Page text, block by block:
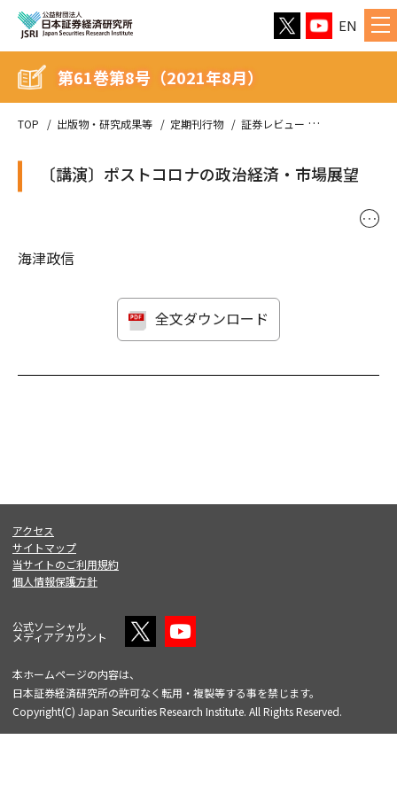
EN
TOP 出版物・研究成果等 定期刊行物 証券レビュー
第61巻第8号（2021年8月）
〔講演〕ポストコロナの政治経済・市場展望
･･･
海津政信
全文ダウンロード
アクセス
サイトマップ
当サイトのご利用規約
個人情報保護方針
公式ソーシャル
メディアアカウント
本ホームページの内容は、
日本証券経済研究所の許可なく転用・複製等する事を禁じます。
Copyright(C) Japan Securities Research Institute. All Rights Reserved.